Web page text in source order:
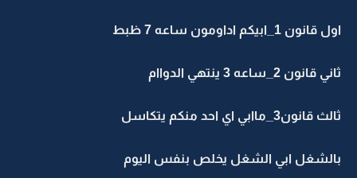
اول قانون 1_ابيكم اداومون ساعه 7 ظبط
ثاني قانون 2_ساعه 3 ينتهي الدواام
ثالث قانون3_ماابي اي احد منكم يتكاسل
بالشغل ابي الشغل يخلص بنفس اليوم